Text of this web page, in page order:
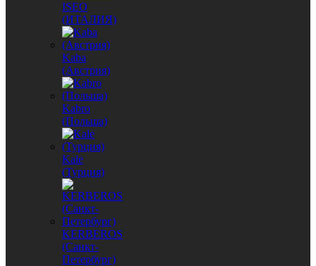
ISEO
(ИТАЛИЯ)
Kaba
(Австрия)
Kabro
(Польша)
Kale
(Турция)
KERBEROS
(Санкт-
Петербург)